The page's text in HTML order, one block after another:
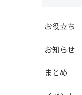
お役立ち
お知らせ
まとめ